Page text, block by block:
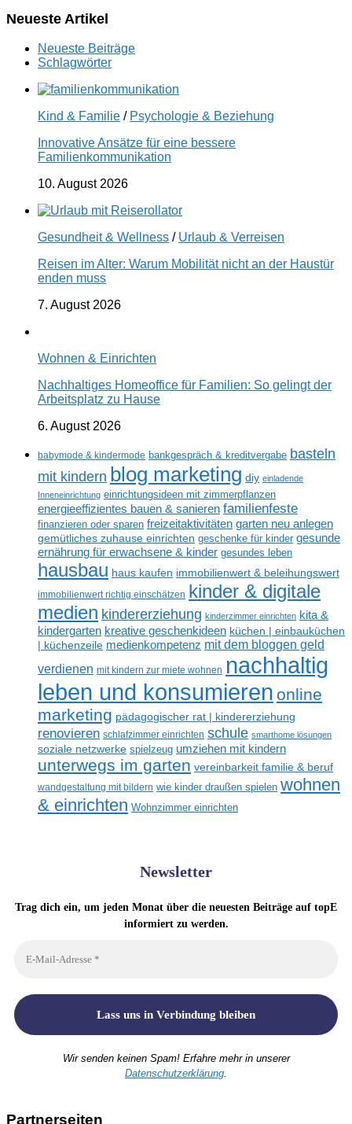
Neueste Artikel
Neueste Beiträge
Schlagwörter
Kind & Familie / Psychologie & Beziehung
Innovative Ansätze für eine bessere
Familienkommunikation
10. August 2026
Gesundheit & Wellness / Urlaub & Verreisen
Reisen im Alter: Warum Mobilität nicht an der Haustür
enden muss
7. August 2026
Wohnen & Einrichten
Nachhaltiges Homeoffice für Familien: So gelingt der
Arbeitsplatz zu Hause
6. August 2026
babymode & kindermode bankgespräch & kreditvergabe basteln
mit kindern blog marketing diy einladende
Inneneinrichtung einrichtungsideen mit zimmerpflanzen
energieeffizientes bauen & sanieren familienfeste
finanzieren oder sparen freizeitaktivitäten garten neu anlegen
gemütliches zuhause einrichten geschenke für kinder gesunde
ernährung für erwachsene & kinder gesundes leben
hausbau haus kaufen immobilienwert & beleihungswert
immobilienwert richtig einschätzen
kinder & digitale
medien kindererziehung kinderzimmer einrichten kita &
kindergarten kreative geschenkideen küchen | einbauküchen
| küchenzeile medienkompetenz mit dem bloggen geld
verdienen mit kindern zur miete wohnen nachhaltig
leben und konsumieren online
marketing pädagogischer rat | kindererziehung
renovieren schlafzimmer einrichten schule smarthome lösungen
soziale netzwerke spielzeug umziehen mit kindern
unterwegs im garten vereinbarkeit familie & beruf
wandgestaltung mit bildern wie kinder draußen spielen wohnen
& einrichten Wohnzimmer einrichten
Newsletter
Trag dich ein, um jeden Monat über die neuesten Beiträge auf topE
informiert zu werden.
Wir senden keinen Spam! Erfahre mehr in unserer
Datenschutzerklärung.
Partnerseiten